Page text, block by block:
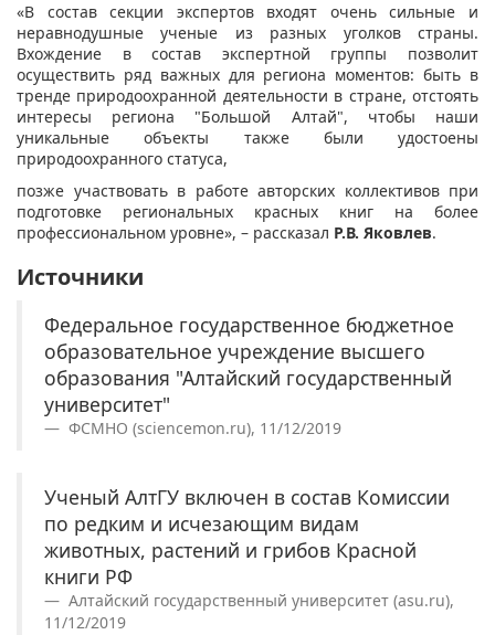
«В состав секции экспертов входят очень сильные и
неравнодушные ученые из разных уголков страны.
Вхождение в состав экспертной группы позволит
осуществить ряд важных для региона моментов: быть в
тренде природоохранной деятельности в стране, отстоять
интересы региона "Большой Алтай", чтобы наши
уникальные объекты также были удостоены
природоохранного статуса,
позже участвовать в работе авторских коллективов при
подготовке региональных красных книг на более
профессиональном уровне», – рассказал Р.В. Яковлев.
Источники
Федеральное государственное бюджетное
образовательное учреждение высшего
образования "Алтайский государственный
университет"
ФСМНО (sciencemon.ru), 11/12/2019
Ученый АлтГУ включен в состав Комиссии
по редким и исчезающим видам
животных, растений и грибов Красной
книги РФ
Алтайский государственный университет (asu.ru),
11/12/2019